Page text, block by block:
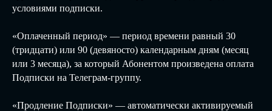
условиями подписки.
«Оплаченный период» — период времени равный 30
(тридцати) или 90 (девяносто) календарным дням (месяц
или 3 месяца), за который Абонентом произведена оплата
Подписки на Телеграм-группу.
«Продление Подписки» — автоматически активируемый